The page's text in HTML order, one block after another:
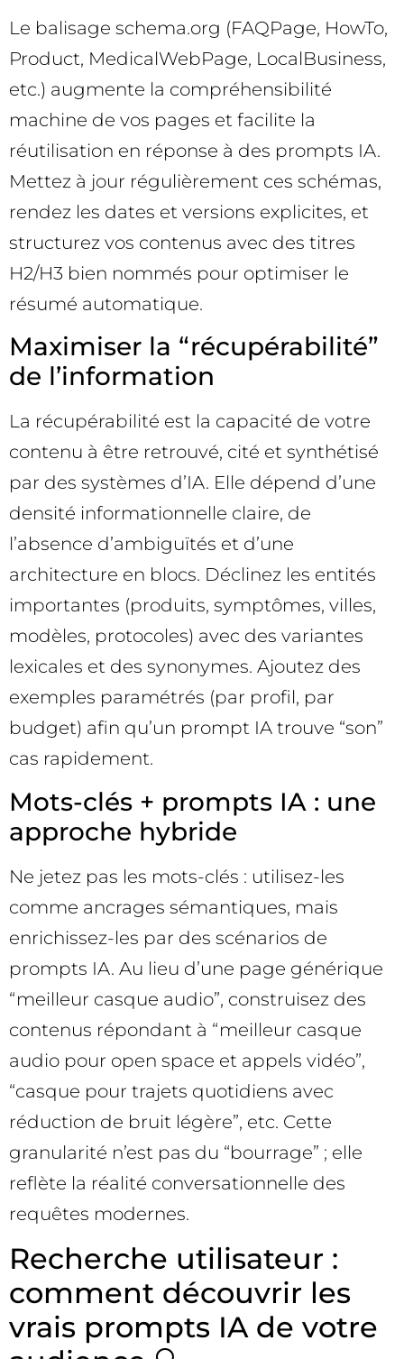
Le balisage schema.org (FAQPage, HowTo,
Product, MedicalWebPage, LocalBusiness,
etc.) augmente la compréhensibilité
machine de vos pages et facilite la
réutilisation en réponse à des prompts IA.
Mettez à jour régulièrement ces schémas,
rendez les dates et versions explicites, et
structurez vos contenus avec des titres
H2/H3 bien nommés pour optimiser le
résumé automatique.
Maximiser la “récupérabilité”
de l’information
La récupérabilité est la capacité de votre
contenu à être retrouvé, cité et synthétisé
par des systèmes d’IA. Elle dépend d’une
densité informationnelle claire, de
l’absence d’ambiguïtés et d’une
architecture en blocs. Déclinez les entités
importantes (produits, symptômes, villes,
modèles, protocoles) avec des variantes
lexicales et des synonymes. Ajoutez des
exemples paramétrés (par profil, par
budget) afin qu’un prompt IA trouve “son”
cas rapidement.
Mots-clés + prompts IA : une
approche hybride
Ne jetez pas les mots-clés : utilisez-les
comme ancrages sémantiques, mais
enrichissez-les par des scénarios de
prompts IA. Au lieu d’une page générique
“meilleur casque audio”, construisez des
contenus répondant à “meilleur casque
audio pour open space et appels vidéo”,
“casque pour trajets quotidiens avec
réduction de bruit légère”, etc. Cette
granularité n’est pas du “bourrage” ; elle
reflète la réalité conversationnelle des
requêtes modernes.
Recherche utilisateur :
comment découvrir les
vrais prompts IA de votre